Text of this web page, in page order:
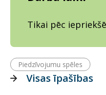
Tikai pēc
Piedzīvojumu spēles
Visas īpašības